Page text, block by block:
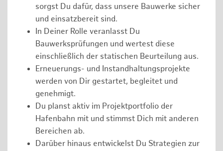
sorgst Du dafür, dass unsere Bauwerke sicher
und einsatzbereit sind.
In Deiner Rolle veranlasst Du
Bauwerksprüfungen und wertest diese
einschließlich der statischen Beurteilung aus.
Erneuerungs- und Instandhaltungsprojekte
werden von Dir gestartet, begleitet und
genehmigt.
Du planst aktiv im Projektportfolio der
Hafenbahn mit und stimmst Dich mit anderen
Bereichen ab.
Darüber hinaus entwickelst Du Strategien zur